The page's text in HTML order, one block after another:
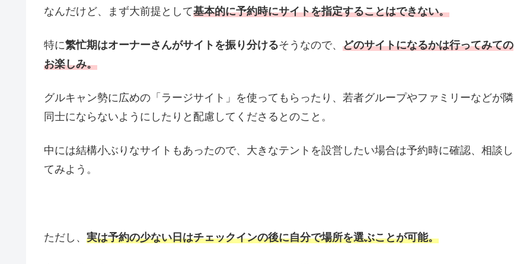
なんだけど、まず大前提として基本的に予約時にサイトを指定することはできない。
特に繁忙期はオーナーさんがサイトを振り分けるそうなので、 どのサイトになるかは行ってみての
お楽しみ。
グルキャン勢に広めの「ラージサイト」を使ってもらったり、若者グループやファミリーなどが隣
同士にならないようにしたりと配慮してくださるとのこと。
中には結構小ぶりなサイトもあったので、大きなテントを設営したい場合は予約時に確認、相談し
てみよう。
ただし、 実は予約の少ない日はチェックインの後に自分で場所を選ぶことが可能。